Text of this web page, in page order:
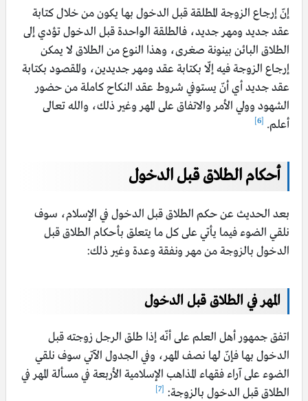
إنّ إرجاع الزوجة المطلقة قبل الدخول بها يكون من خلال كتابة
عقد جديد ومهر جديد، فالطلقة الواحدة قبل الدخول تؤدي إلى
الطلاق البائن بينونة صغرى، وهذا النوع من الطلاق لا يمكن
إرجاع الزوجة فيه إلّا بكتابة عقد ومهر جديدين، والمقصود بكتابة
عقد جديد أي أنّ يستوفي شروط عقد النكاح كاملة من حضور
الشهود وولي الأمر والاتفاق على المهر وغير ذلك، والله تعالى
أعلم. [6]
أحكام الطلاق قبل الدخول
بعد الحديث عن حكم الطلاق قبل الدخول في الإسلام، سوف
نلقي الضوء فيما يأتي على كل ما يتعلق بأحكام الطلاق قبل
الدخول بالزوجة من مهر ونفقة وعدة وغير ذلك:
المهر في الطلاق قبل الدخول
اتفق جمهور أهل العلم على أنّه إذا طلق الرجل زوجته قبل
الدخول بها فإنّ لها نصف المهر، وفي الجدول الآتي سوف نلقي
الضوء على آراء فقهاء المذاهب الإسلامية الأربعة في مسألة المهر في
الطلاق قبل الدخول بالزوجة: [7]